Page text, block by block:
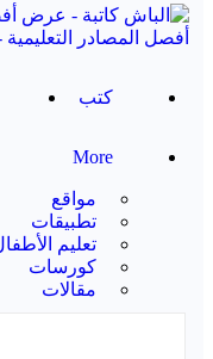
أفصل المصادر
كتب
More
مواقع
تطبيقات
تعليم الأطفال
كورسات
مقالات